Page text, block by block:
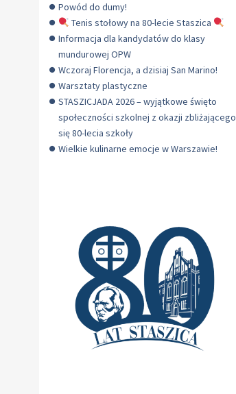
Powód do dumy!
Tenis stołowy na 80-lecie Staszica
Informacja dla kandydatów do klasy
mundurowej OPW
Wczoraj Florencja, a dzisiaj San Marino!
Warsztaty plastyczne
STASZICJADA 2026 – wyjątkowe święto
społeczności szkolnej z okazji zbliżającego
się 80-lecia szkoły
Wielkie kulinarne emocje w Warszawie!